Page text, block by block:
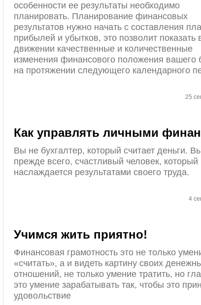
особенности ее результаты необходимо
планировать. Планирование финансовых
результатов нужно начать с составления
прибылей и убытков, это позволит показать
движении качественные и количественные
изменения финансового положения вашего
на протяжении следующего календарного
25
Как управлять личными
Вы не бухгалтер, который считает деньги.
прежде всего, счастливый человек, который
наслаждается результатами своего труда.
4
Учимся жить приятно!
Финансовая грамотность это не только
«считать», а и видеть картину своих
отношений, не только умение тратить, но
это умение зарабатывать так, чтобы это
удовольствие